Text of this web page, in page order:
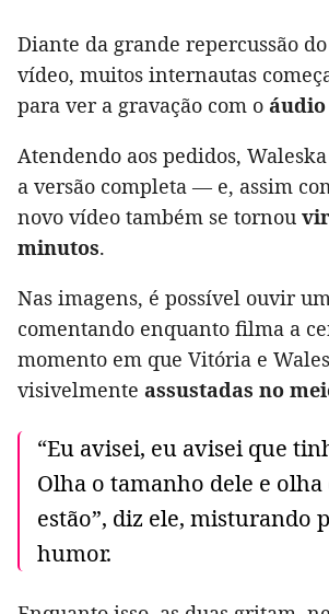
Diante da grande repercussão
vídeo, muitos internautas
para ver a gravação com o
Atendendo aos pedidos,
a versão completa — e, assim
novo vídeo também se tornou
minutos.
Nas imagens, é possível ouvir
comentando enquanto filma a
momento em que Vitória e
visivelmente assustadas no
“Eu avisei, eu avisei que
Olha o tamanho dele e olha
estão”, diz ele, misturando
humor.